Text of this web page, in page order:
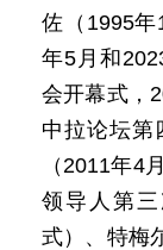
佐（1995
年5月和
会开幕式，
中拉论坛第
（2011年4
领导人第
式）、特梅